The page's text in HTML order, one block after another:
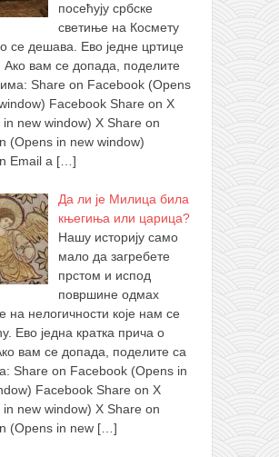
посећују србске
светиње на Космету
се дешава. Ево једне цртице
Ако вам се допада, поделите
Share on Facebook (Opens
Facebook Share on X
in new window) X Share on
(Opens in new window)
Email a […]
Да ли је Милица била
књегиња или царица?
Нашу историју само
мало да загребете
прстом и испод
површине одмах
на нелогичности које нам се
Ево једна кратка прича о
вам се допада, поделите са
Share on Facebook (Opens in
Facebook Share on X
in new window) X Share on
(Opens in new […]